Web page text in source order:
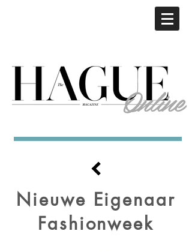
Online
Nieuwe Eigenaar
Fashionweek